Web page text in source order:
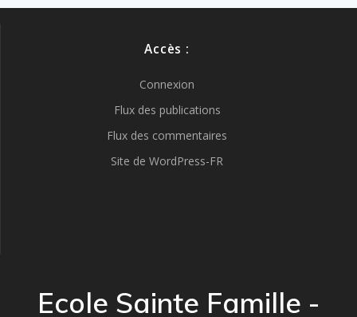
Accès :
Connexion
Flux des publications
Flux des commentaires
Site de WordPress-FR
Ecole Sainte Famille -